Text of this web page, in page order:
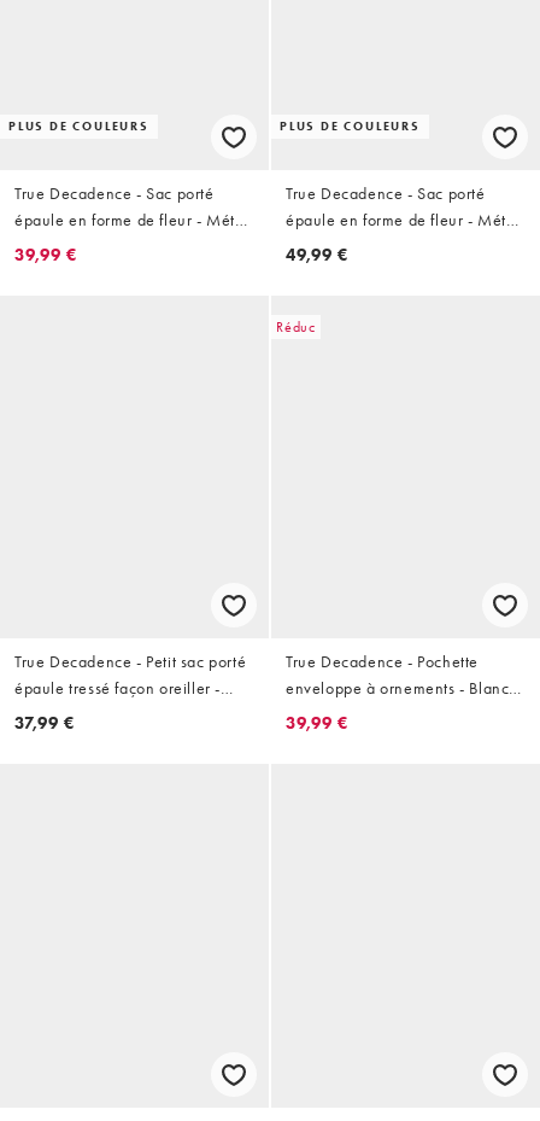
PLUS DE COULEURS
True Decadence - Sac porté
épaule en forme de fleur - Métal
argenté
39,99 €
PLUS DE COULEURS
True Decadence - Sac porté
épaule en forme de fleur - Métal
doré
49,99 €
True Decadence - Petit sac porté
épaule tressé façon oreiller -
Crème
37,99 €
Réduc
True Decadence - Pochette
enveloppe à ornements - Blanc
et rose
39,99 €